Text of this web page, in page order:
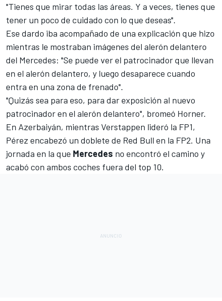
"Tienes que mirar todas las áreas. Y a veces, tienes que
tener un poco de cuidado con lo que deseas".
Ese dardo iba acompañado de una explicación que hizo
mientras le mostraban imágenes del alerón delantero
del Mercedes: "Se puede ver el patrocinador que llevan
en el alerón delantero, y luego desaparece cuando
entra en una zona de frenado".
"Quizás sea para eso, para dar exposición al nuevo
patrocinador en el alerón delantero", bromeó Horner.
En Azerbaiyán, mientras Verstappen lideró la FP1,
Pérez encabezó un doblete de Red Bull en la FP2. Una
jornada en la que Mercedes no encontró el camino y
acabó con ambos coches fuera del top 10.